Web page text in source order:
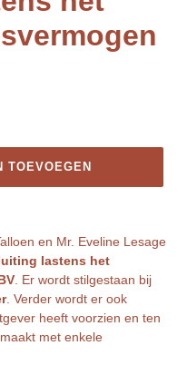
TOEVOEGEN
en Mr. Eveline Lesage
lastens het
. Er wordt stilgestaan bij
. Verder wordt er ook
heeft voorzien en ten
met enkele